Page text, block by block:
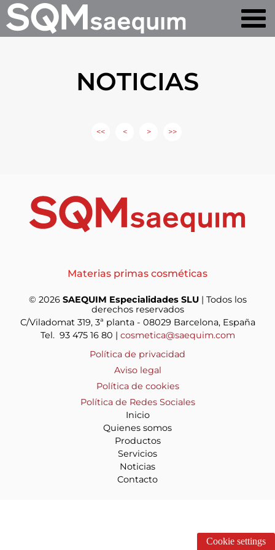
NOTICIAS
<< < > >>
Materias primas cosméticas
© 2026 SAEQUIM Especialidades SLU| Todos los
derechos reservados
C/Viladomat 319, 3ª planta - 08029 Barcelona, España
Tel. 93 475 16 80 | cosmetica@saequim.com
Política de privacidad
Aviso legal
Política de cookies
Política de Redes Sociales
Inicio
Quienes somos
Productos
Servicios
Noticias
Contacto
Cookie settings